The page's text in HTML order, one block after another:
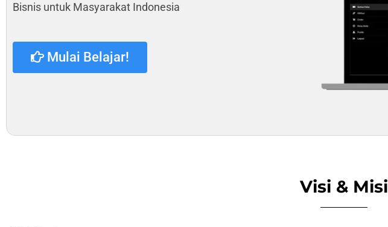
Bisnis untuk Masyarakat Indonesia
Mulai Belajar!
Visi & Misi